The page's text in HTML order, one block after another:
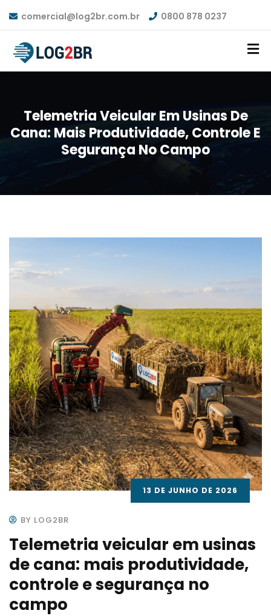
comercial@log2br.com.br 0800 878 0237
Telemetria Veicular Em Usinas De
Cana: Mais Produtividade, Controle E
Segurança No Campo
13 DE JUNHO DE 2026
BY LOG2BR
Telemetria veicular em usinas
de cana: mais produtividade,
controle e segurança no
campo